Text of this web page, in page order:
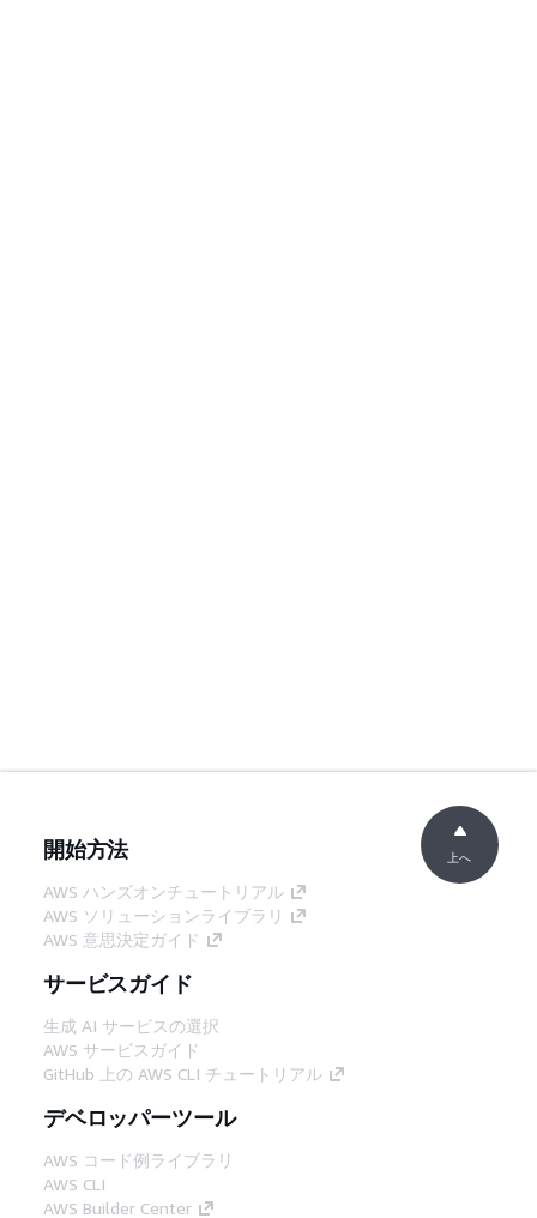
開始方法
AWS ハンズオンチュートリアル
AWS ソリューションライブラリ
AWS 意思決定ガイド
サービスガイド
生成 AI サービスの選択
AWS サービスガイド
GitHub 上の AWS CLI チュートリアル
デベロッパーツール
AWS コード例ライブラリ
AWS CLI
AWS Builder Center
上へ